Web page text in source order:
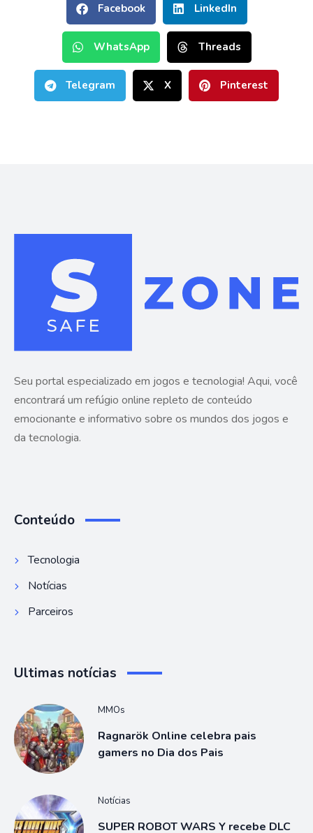
Facebook LinkedIn
WhatsApp Threads
Telegram X Pinterest
Seu portal especializado em jogos e tecnologia! Aqui, você
encontrará um refúgio online repleto de conteúdo
emocionante e informativo sobre os mundos dos jogos e
da tecnologia.
Conteúdo
Tecnologia
Notícias
Parceiros
Ultimas notícias
MMOs
Ragnarök Online celebra pais
gamers no Dia dos Pais
Notícias
SUPER ROBOT WARS Y recebe DLC